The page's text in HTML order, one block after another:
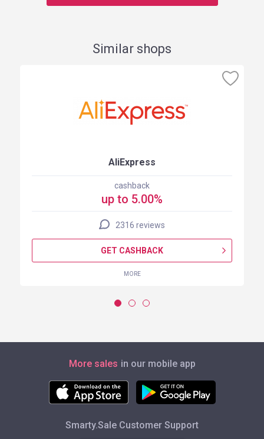
Similar shops
AliExpress
cashback
up to 5.00%
2316 reviews
GET CASHBACK
MORE
More sales in our mobile app
Smarty.Sale Customer Support